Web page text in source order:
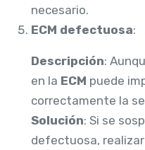
necesario.
ECM defectuosa:
Descripción:
en la ECM puede
correctamente la
Solución: Si se
defectuosa,